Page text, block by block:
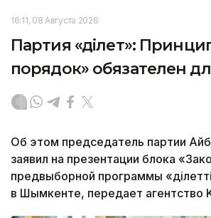
16:11, 08 Августа 2026
Партия «Әділет»:
порядок» обязателен
Об этом председатель партии
заявил на презентации блока
предвыборной программы
в Шымкенте, передает агентство